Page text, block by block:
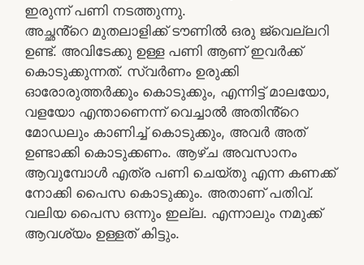
ഇരുന്ന് പണി നടത്തുന്നു.
അച്ഛൻ്റെ മുതലാളിക്ക് ടൗണിൽ ഒരു ജ്വെല്ലറി
ഉണ്ട്. അവിടേക്കു ഉള്ള പണി ആണ് ഇവർക്ക്
കൊടുക്കുന്നത്. സ്വർണം ഉരുക്കി
ഓരോരുത്തർക്കും കൊടുക്കും, എന്നിട്ട് മാലയോ,
വളയോ എന്താണെന്ന് വെച്ചാൽ അതിൻ്റെ
മോഡലും കാണിച്ച് കൊടുക്കും, അവർ അത്
ഉണ്ടാക്കി കൊടുക്കണം. ആഴ്ച അവസാനം
ആവുമ്പോൾ എത്ര പണി ചെയ്തു എന്ന കണക്ക്
നോക്കി പൈസ കൊടുക്കും. അതാണ് പതിവ്.
വലിയ പൈസ ഒന്നും ഇല്ല. എന്നാലും നമുക്ക്
ആവശ്യം ഉള്ളത് കിട്ടും.